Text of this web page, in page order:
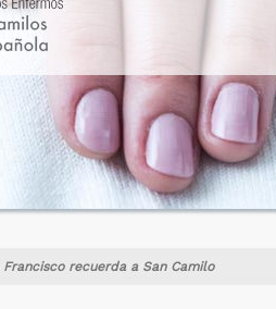
Francisco recuerda a San Camilo